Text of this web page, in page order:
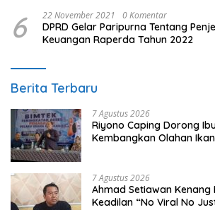
6 22 November 2021 0 Komentar
DPRD Gelar Paripurna Tentang
Keuangan Raperda Tahun 2022
Berita Terbaru
7 Agustus 2026
Riyono Caping Dorong
Kembangkan Olahan
7 Agustus 2026
Ahmad Setiawan Kenang
Keadilan “No Viral No